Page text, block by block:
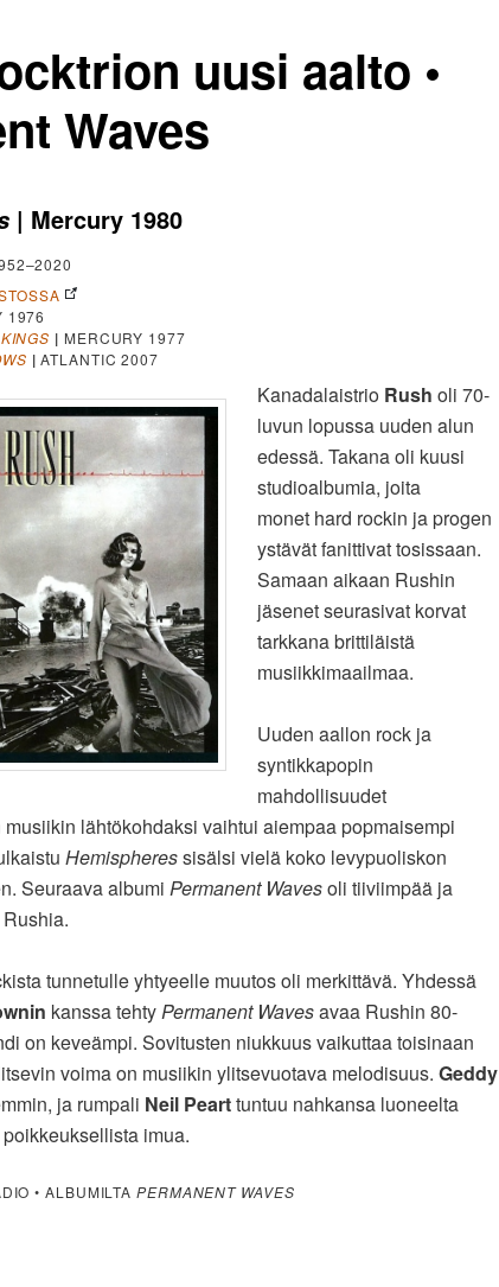
uusi aalto •
Waves
| Mercury 1980
1976
| MERCURY 1977
| ATLANTIC 2007
Kanadalaistrio Rush oli 70-
luvun lopussa uuden alun
edessä. Takana oli kuusi
studioalbumia, joita
monet hard rockin ja progen
ystävät fanittivat tosissaan.
Samaan aikaan Rushin
jäsenet seurasivat korvat
tarkkana brittiläistä
musiikkimaailmaa.
Uuden aallon rock ja
syntikkapopin
mahdollisuudet
lähtökohdaksi vaihtui aiempaa popmaisempi
Hemispheressisälsi vielä koko levypuoliskon
Seuraava albumi Permanent Wavesoli tiiviimpää ja
tunnetulle yhtyeelle muutos oli merkittävä. Yhdessä
kanssa tehtyPermanent Wavesavaa Rushin 80-
on keveämpi. Sovitusten niukkuus vaikuttaa toisinaan
voima on musiikin ylitsevuotava melodisuus. Geddy
ja rumpali Neil Pearttuntuu nahkansa luoneelta
imua.
• ALBUMILTAPERMANENT WAVES